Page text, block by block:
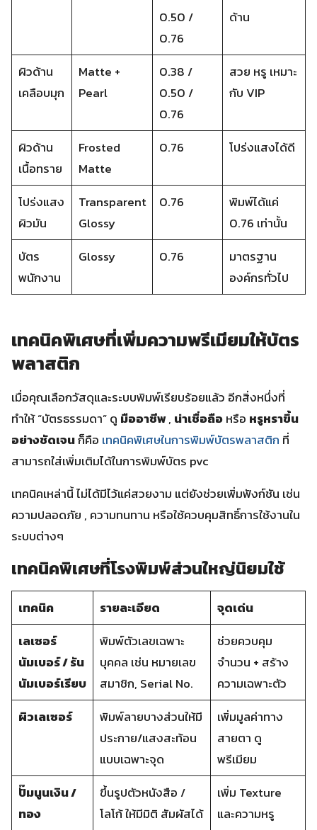
0.50 /
0.76
ด้าน
ผิวด้าน
เคลือบมุก
Matte +
Pearl
0.38 /
0.50 /
0.76
สวย หรู เหมาะ
กับ VIP
ผิวด้าน
เนื้อทราย
Frosted
Matte
0.76 โปร่งแสงได้ดี
โปร่งแสง
ผิวมัน
Transparent
Glossy
0.76
พิมพ์ได้แค่
0.76 เท่านั้น
บัตร
พนักงาน
Glossy 0.76
มาตรฐาน
องค์กรทั่วไป
เทคนิคพิเศษที่เพิ่มความพรีเมียมให้บัตร
พลาสติก
เมื่อคุณเลือกวัสดุและระบบพิมพ์เรียบร้อยแล้ว อีกสิ่งหนึ่งที่
ทำให้ “บัตรธรรมดา” ดู มืออาชีพ, น่าเชื่อถือหรือ หรูหราขึ้น
อย่างชัดเจนก็คือ เทคนิคพิเศษในการพิมพ์บัตรพลาสติก ที่
สามารถใส่เพิ่มเติมได้ในการพิมพ์บัตร pvc
เทคนิคเหล่านี้ ไม่ได้มีไว้แค่สวยงาม แต่ยังช่วยเพิ่มฟังก์ชัน เช่น
ความปลอดภัย , ความทนทาน หรือใช้ควบคุมสิทธิ์การใช้งานใน
ระบบต่างๆ
เทคนิคพิเศษที่โรงพิมพ์ส่วนใหญ่นิยมใช้
เทคนิค รายละเอียด
จุดเด่น
เลเซอร์
นัมเบอร์ / รัน
นัมเบอร์เรียบ
พิมพ์ตัวเลขเฉพาะ
บุคคล เช่น หมายเลข
สมาชิก, Serial No.
ช่วยควบคุม
จำนวน + สร้าง
ความเฉพาะตัว
ผิวเลเซอร์
พิมพ์ลายบางส่วนให้มี
ประกาย/แสงสะท้อน
แบบเฉพาะจุด
เพิ่มมูลค่าทาง
สายตา ดู
พรีเมียม
ปั๊มนูนเงิน /
ทอง
ขึ้นรูปตัวหนังสือ /
โลโก้ ให้มีมิติ สัมผัสได้
เพิ่ม Texture
และความหรู